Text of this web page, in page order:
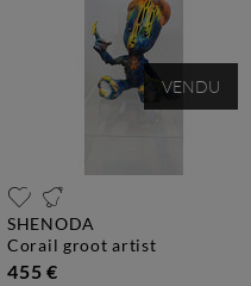
VENDU
SHENODA
corail groot artist
455 €